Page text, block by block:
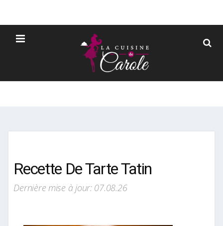
Recette De Tarte Tatin
Dernière mise à jour: 07.08.26